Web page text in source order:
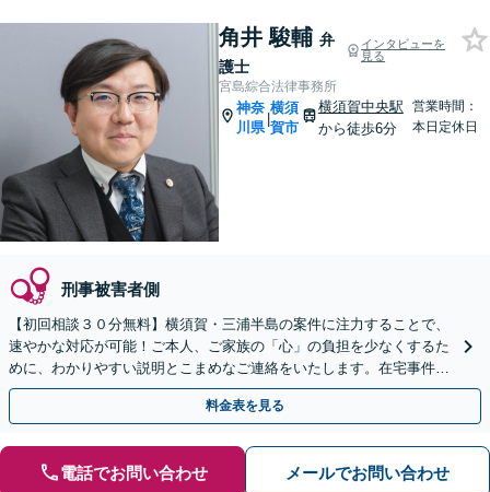
角井 駿輔 弁
護士
インタビューを
見る
宮島綜合法律事務所
神奈
川県
|
横須
賀市
横須賀中央駅
から徒歩6分
営業時間：
本日定休日
刑事被害者側
【初回相談３０分無料】横須賀・三浦半島の案件に注力することで、
速やかな対応が可能！ご本人、ご家族の「心」の負担を少なくするた
めに、わかりやすい説明とこまめなご連絡をいたします。在宅事件で
も「油断禁物」です【横須賀中央駅6分】
料金表を見る
電話でお問い合わせ メールでお問い合わせ